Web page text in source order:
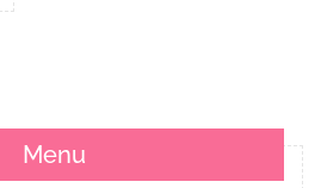
Menu